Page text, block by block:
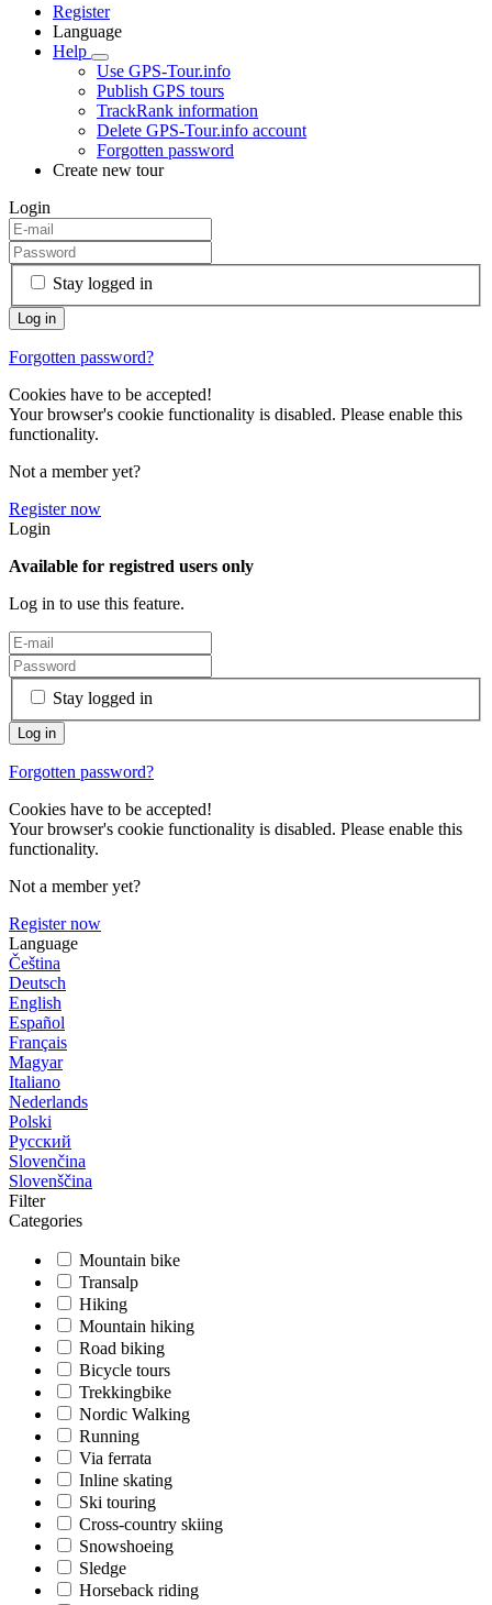
Register
Language
Help
Use GPS-Tour.info
Publish GPS tours
TrackRank information
Delete GPS-Tour.info account
Forgotten password
Create new tour
Login
Stay logged in
Forgotten password?
Cookies have to be accepted!
Your browser's cookie functionality is disabled. Please enable this
functionality.
Not a member yet?
Register now
Login
Available for registred users only
Log in to use this feature.
Stay logged in
Forgotten password?
Cookies have to be accepted!
Your browser's cookie functionality is disabled. Please enable this
functionality.
Not a member yet?
Register now
Language
Čeština
Deutsch
English
Español
Français
Magyar
Italiano
Nederlands
Polski
Русский
Slovenčina
Slovenščina
Filter
Categories
Mountain bike
Transalp
Hiking
Mountain hiking
Road biking
Bicycle tours
Trekkingbike
Nordic Walking
Running
Via ferrata
Inline skating
Ski touring
Cross-country skiing
Snowshoeing
Sledge
Horseback riding